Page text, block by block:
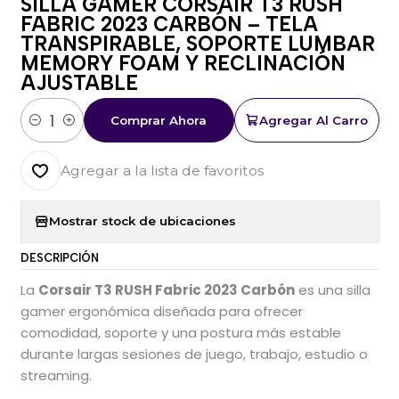
FABRIC 2023 CARBÓN – TELA
TRANSPIRABLE, SOPORTE LUMBAR
MEMORY FOAM Y RECLINACIÓN
AJUSTABLE
Cantidad
Agregar Al Carro
Comprar Ahora
Agregar a la lista de favoritos
Mostrar stock de ubicaciones
DESCRIPCIÓN
La Corsair T3 RUSH Fabric 2023 Carbónes una silla
gamer ergonómica diseñada para ofrecer
comodidad, soporte y una postura más estable
durante largas sesiones de juego, trabajo, estudio o
streaming.